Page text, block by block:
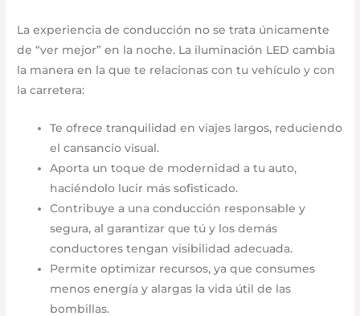
La experiencia de conducción no se trata únicamente
de “ver mejor” en la noche. La iluminación LED cambia
la manera en la que te relacionas con tu vehículo y con
la carretera:
Te ofrece tranquilidad en viajes largos, reduciendo
el cansancio visual.
Aporta un toque de modernidad a tu auto,
haciéndolo lucir más sofisticado.
Contribuye a una conducción responsable y
segura, al garantizar que tú y los demás
conductores tengan visibilidad adecuada.
Permite optimizar recursos, ya que consumes
menos energía y alargas la vida útil de las
bombillas.